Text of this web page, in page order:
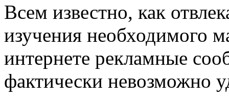
Всем известно, как
изучения необходимого
интернете рекламные
фактически невозможно